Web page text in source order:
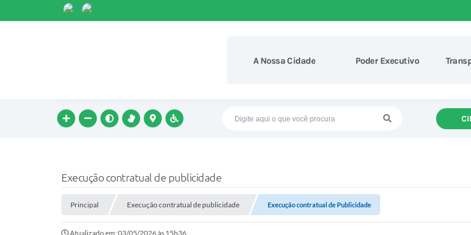
A Nossa Cidade Poder Executivo
Execução contratual de publicidade
Principal Execução contratual de publicidade Execução contratual de Publicidade
Atualizado em: 03/05/2026 às 15h36